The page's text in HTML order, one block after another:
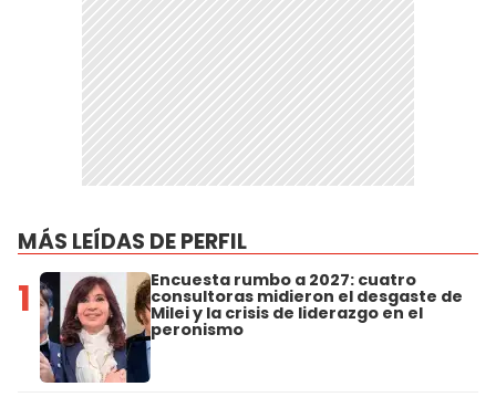
MÁS LEÍDAS DE PERFIL
1 Encuesta rumbo a 2027: cuatro
consultoras midieron el desgaste de
Milei y la crisis de liderazgo en el
peronismo